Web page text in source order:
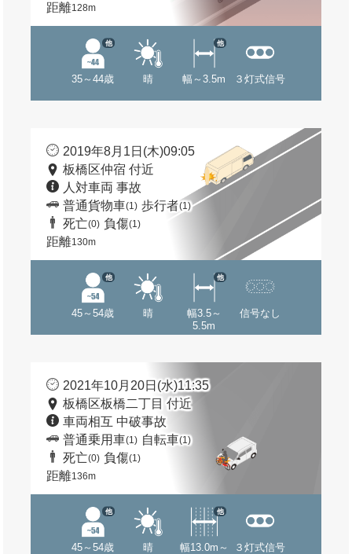
距離128m
35～44歳
他
晴 幅～3.5m
他
３灯式信号
2019年8月1日(木)09:05
板橋区仲宿 付近
人対車両 事故
普通貨物車(1) 歩行者(1)
死亡(0) 負傷(1)
距離130m
45～54歳
他
晴
幅3.5～
5.5m
他
信号なし
2021年10月20日(水)11:35
板橋区板橋二丁目 付近
車両相互 中破事故
普通乗用車(1) 自転車(1)
死亡(0) 負傷(1)
距離136m
45～54歳
他
晴 幅13.0m～
他
３灯式信号